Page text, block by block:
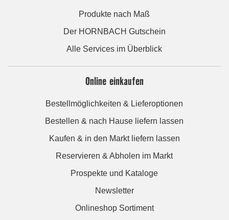
Produkte nach Maß
Der HORNBACH Gutschein
Alle Services im Überblick
Online einkaufen
Bestellmöglichkeiten & Lieferoptionen
Bestellen & nach Hause liefern lassen
Kaufen & in den Markt liefern lassen
Reservieren & Abholen im Markt
Prospekte und Kataloge
Newsletter
Onlineshop Sortiment